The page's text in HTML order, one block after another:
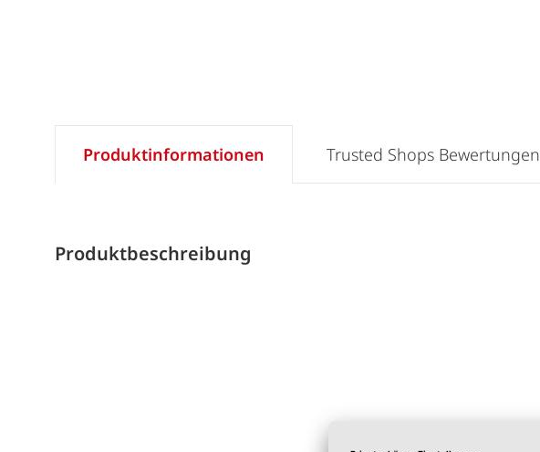
Produktinformationen
Produktbeschreibung
Trusted Shops Bewertungen